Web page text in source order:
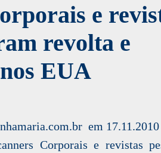
e
revolta e
EUA
em